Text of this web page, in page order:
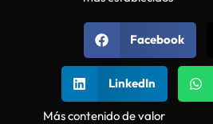
Facebook
LinkedIn
Más contenido de valor